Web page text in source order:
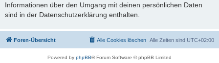
Informationen über den Umgang mit deinen persönlichen Daten
sind in der Datenschutzerklärung enthalten.
Foren-Übersicht Alle Zeiten sind UTC+02:00
Alle Cookies löschen
Powered by phpBB® Forum Software © phpBB Limited